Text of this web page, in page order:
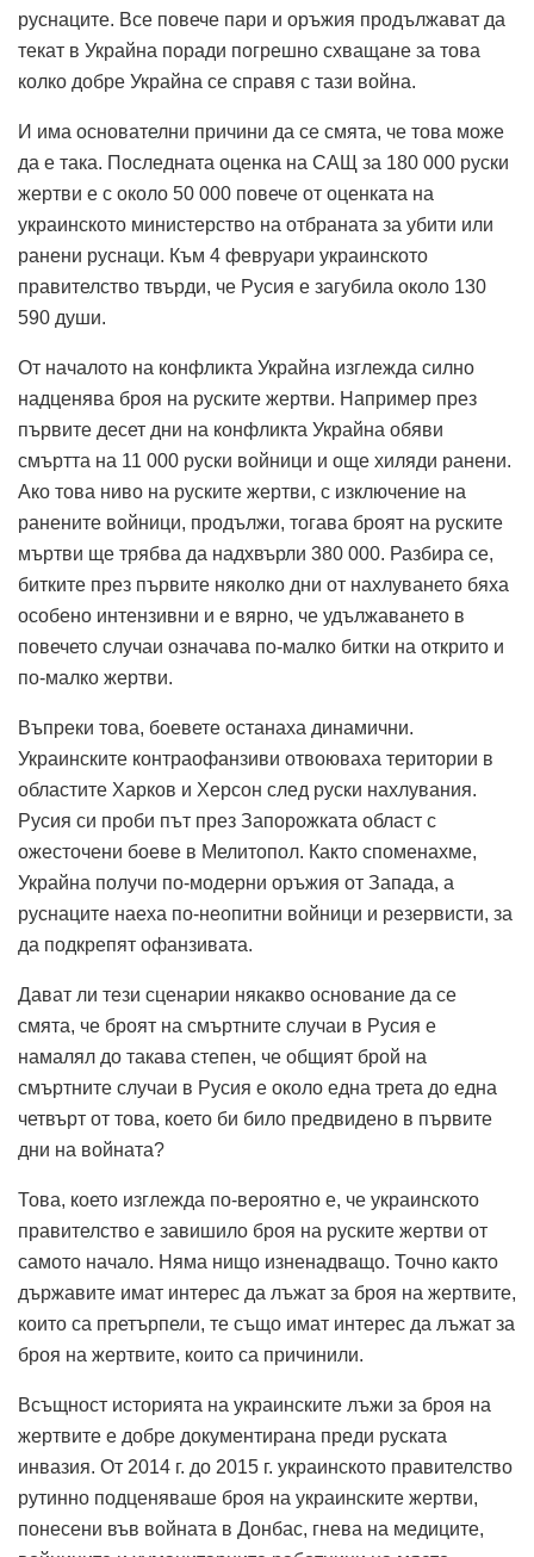
руснаците. Все повече пари и оръжия продължават да
текат в Украйна поради погрешно схващане за това
колко добре Украйна се справя с тази война.
И има основателни причини да се смята, че това може
да е така. Последната оценка на САЩ за 180 000 руски
жертви е с около 50 000 повече от оценката на
украинското министерство на отбраната за убити или
ранени руснаци. Към 4 февруари украинското
правителство твърди, че Русия е загубила около 130
590 души.
От началото на конфликта Украйна изглежда силно
надценява броя на руските жертви. Например през
първите десет дни на конфликта Украйна обяви
смъртта на 11 000 руски войници и още хиляди ранени.
Ако това ниво на руските жертви, с изключение на
ранените войници, продължи, тогава броят на руските
мъртви ще трябва да надхвърли 380 000. Разбира се,
битките през първите няколко дни от нахлуването бяха
особено интензивни и е вярно, че удължаването в
повечето случаи означава по-малко битки на открито и
по-малко жертви.
Въпреки това, боевете останаха динамични.
Украинските контраофанзиви отвоюваха територии в
областите Харков и Херсон след руски нахлувания.
Русия си проби път през Запорожката област с
ожесточени боеве в Мелитопол. Както споменахме,
Украйна получи по-модерни оръжия от Запада, а
руснаците наеха по-неопитни войници и резервисти, за
да подкрепят офанзивата.
Дават ли тези сценарии някакво основание да се
смята, че броят на смъртните случаи в Русия е
намалял до такава степен, че общият брой на
смъртните случаи в Русия е около една трета до една
четвърт от това, което би било предвидено в първите
дни на войната?
Това, което изглежда по-вероятно е, че украинското
правителство е завишило броя на руските жертви от
самото начало. Няма нищо изненадващо. Точно както
държавите имат интерес да лъжат за броя на жертвите,
които са претърпели, те също имат интерес да лъжат за
броя на жертвите, които са причинили.
Всъщност историята на украинските лъжи за броя на
жертвите е добре документирана преди руската
инвазия. От 2014 г. до 2015 г. украинското правителство
рутинно подценяваше броя на украинските жертви,
понесени във войната в Донбас, гнева на медиците,